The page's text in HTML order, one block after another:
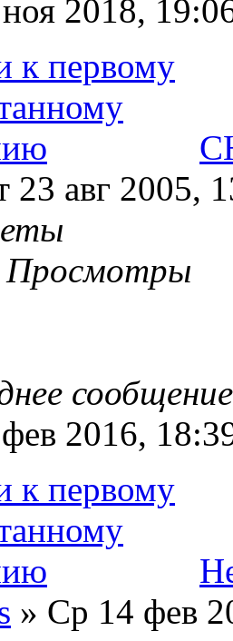
2018,
23 авг 2005,
Просмотры
2016,
» Ср 14 фев